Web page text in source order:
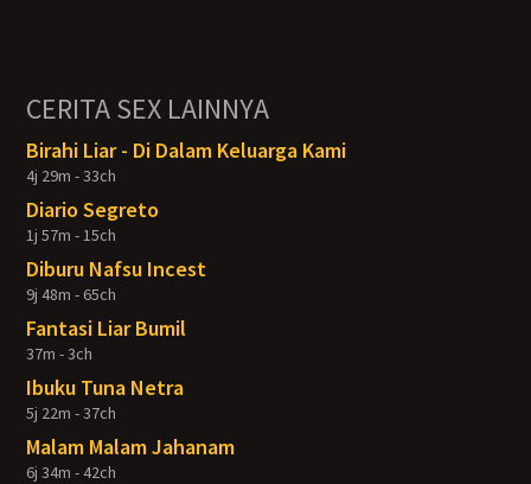
CERITA SEX LAINNYA
Birahi Liar - Di Dalam Keluarga Kami
4j 29m - 33ch
Diario Segreto
1j 57m - 15ch
Diburu Nafsu Incest
9j 48m - 65ch
Fantasi Liar Bumil
37m - 3ch
Ibuku Tuna Netra
5j 22m - 37ch
Malam Malam Jahanam
6j 34m - 42ch